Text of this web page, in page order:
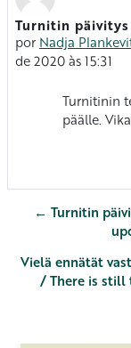
Turnitin
por Nadja
de 2020 às 15:31
Número de
Turnitinin
päälle.
← Turnitin
Vielä ennätät
/ There is still